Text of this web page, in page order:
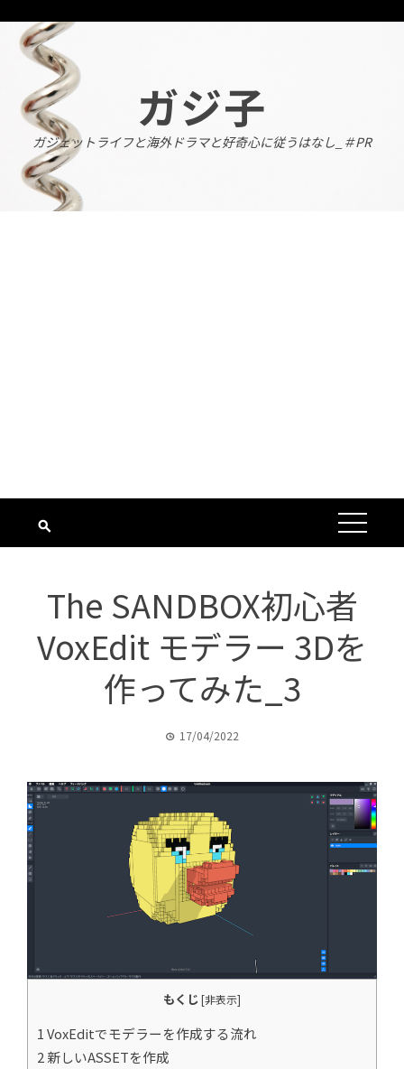
content
ガジ子
ガジェットライフと海外ドラマと好奇心に従うはなし_＃PR
The SANDBOX初心者
VoxEdit モデラー 3Dを
作ってみた_3
17/04/2022
もくじ [非表示]
1 VoxEditでモデラーを作成する流れ
2 新しいASSETを作成